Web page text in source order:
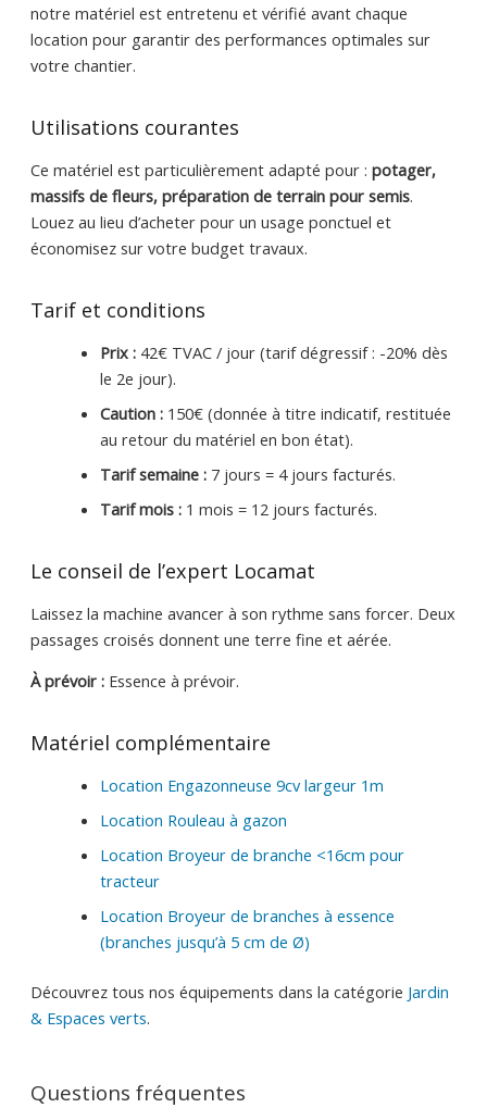
notre matériel est entretenu et vérifié avant chaque
location pour garantir des performances optimales sur
votre chantier.
Utilisations courantes
Ce matériel est particulièrement adapté pour : potager,
massifs de fleurs, préparation de terrain pour semis.
Louez au lieu d’acheter pour un usage ponctuel et
économisez sur votre budget travaux.
Tarif et conditions
Prix :42€ TVAC / jour (tarif dégressif : -20% dès
le 2e jour).
Caution :150€ (donnée à titre indicatif, restituée
au retour du matériel en bon état).
Tarif semaine :7 jours = 4 jours facturés.
Tarif mois :1 mois = 12 jours facturés.
Le conseil de l’expert Locamat
Laissez la machine avancer à son rythme sans forcer. Deux
passages croisés donnent une terre fine et aérée.
À prévoir :Essence à prévoir.
Matériel complémentaire
Location Engazonneuse 9cv largeur 1m
Location Rouleau à gazon
Location Broyeur de branche <16cm pour
tracteur
Location Broyeur de branches à essence
(branches jusqu’à 5 cm de Ø)
Découvrez tous nos équipements dans la catégorie Jardin
& Espaces verts.
Questions fréquentes